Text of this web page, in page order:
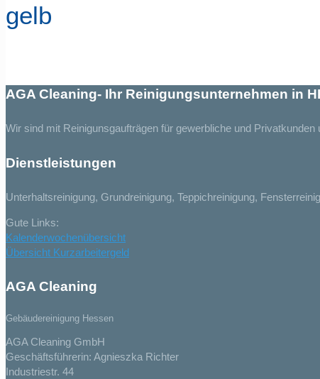
gelb
AGA Cleaning- Ihr Reinigungsunternehmen in
Wir sind mit Reinigunsgaufträgen für gewerbliche und
Dienstleistungen
Unterhaltsreinigung, Grundreinigung, Teppichreinigung,
Gute Links:
Kalenderwochenübersicht
Übersicht Kurzarbeitergeld
AGA Cleaning
Gebäudereinigung Hessen
AGA Cleaning GmbH
Geschäftsführerin: Agnieszka Richter
Industriestr. 44